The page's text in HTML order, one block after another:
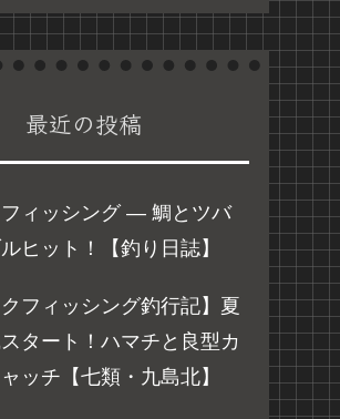
最近の投稿
ィッシング ― 鯛とツバ
ヒット！【釣り日誌】
クフィッシング釣行記】夏
タート！ハマチと良型カ
ッチ【七類・九島北】